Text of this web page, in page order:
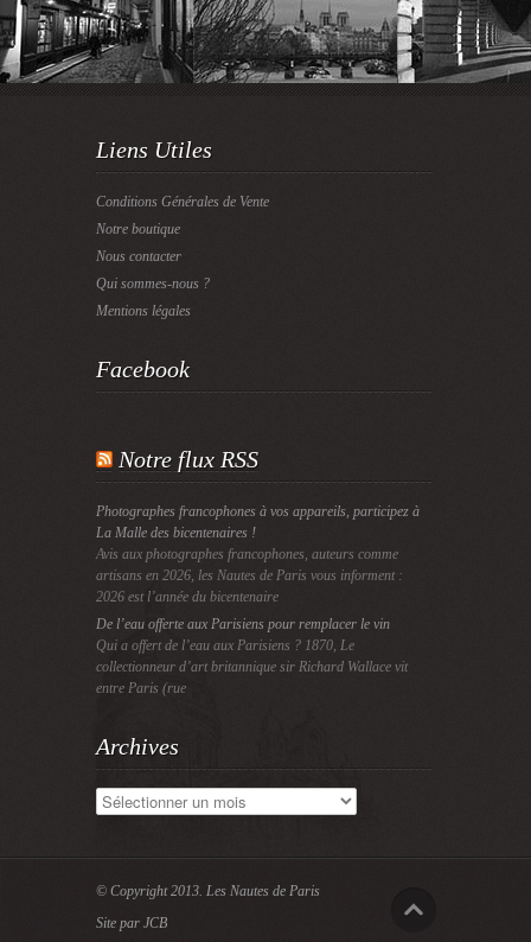
Liens Utiles
Conditions Générales de Vente
Notre boutique
Nous contacter
Qui sommes-nous ?
Mentions légales
Facebook
Notre flux RSS
Photographes francophones à vos appareils, participez à
La Malle des bicentenaires !
Avis aux photographes francophones, auteurs comme
artisans en 2026, les Nautes de Paris vous informent :
2026 est l’année du bicentenaire
De l’eau offerte aux Parisiens pour remplacer le vin
Qui a offert de l’eau aux Parisiens ? 1870, Le
collectionneur d’art britannique sir Richard Wallace vit
entre Paris (rue
Archives
Archives
© Copyright 2013. Les Nautes de Paris
Site par JCB